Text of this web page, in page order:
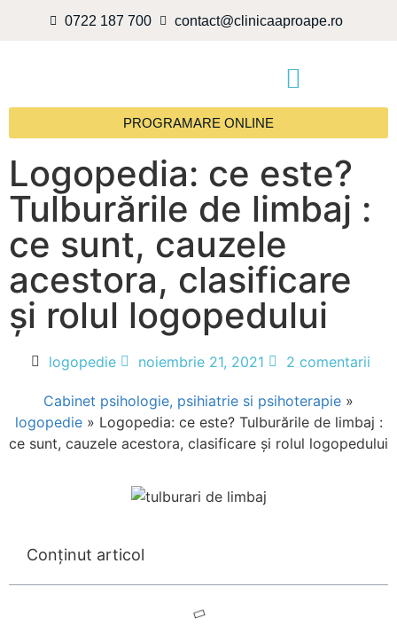
0722 187 700 contact@clinicaaproape.ro
PROGRAMARE ONLINE
Logopedia: ce este?
Tulburările de limbaj :
ce sunt, cauzele
acestora, clasificare
și rolul logopedului
logopedie noiembrie 21, 2021 2 comentarii
Cabinet psihologie, psihiatrie si psihoterapie »
logopedie» Logopedia: ce este? Tulburările de limbaj :
ce sunt, cauzele acestora, clasificare și rolul logopedului
Conținut articol